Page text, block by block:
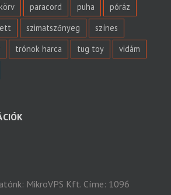
paracord puha
póráz
szimatszőnyeg
színes
trónok harca tug toy
vidám
MikroVPS Kft. Címe: 1096